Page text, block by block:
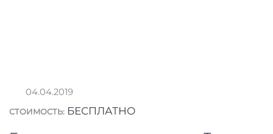
04.04.2019
СТОИМОСТЬ: БЕСПЛАТНО